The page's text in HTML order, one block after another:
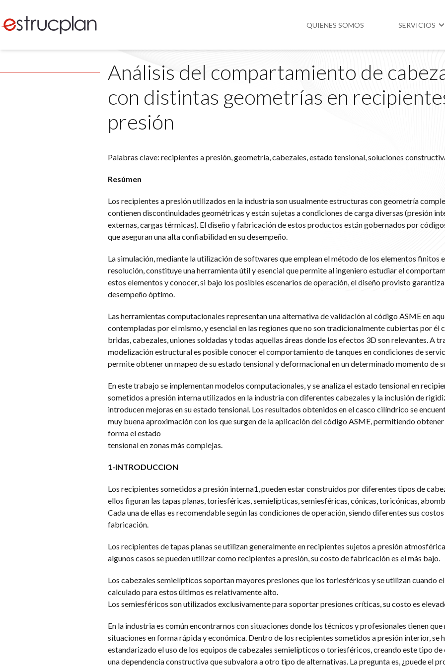
QUIENES SOMOS SERVICIOS
Higiene y
Medio Ambiente
Análisis del compartamiento de
con distintas geometrías en
presión
Palabras clave: recipientes a presión, geometría, cabezales, estado tensional, soluciones
Resúmen
Los recipientes a presión utilizados en la industria son usualmente estructuras con geometría
contienen discontinuidades geométricas y están sujetas a condiciones de carga diversas (presión
externas, cargas térmicas). El diseño y fabricación de estos productos están gobernados por
que aseguran una alta confiabilidad en su desempeño.
La simulación, mediante la utilización de softwares que emplean el método de los elementos finitos
resolución, constituye una herramienta útil y esencial que permite al ingeniero estudiar el
estos elementos y conocer, si bajo los posibles escenarios de operación, el diseño provisto garantiza
desempeño óptimo.
Las herramientas computacionales representan una alternativa de validación al código ASME en
contempladas por el mismo, y esencial en las regiones que no son tradicionalmente cubiertas por él
bridas, cabezales, uniones soldadas y todas aquellas áreas donde los efectos 3D son relevantes. A
modelización estructural es posible conocer el comportamiento de tanques en condiciones de
permite obtener un mapeo de su estado tensional y deformacional en un determinado momento de
En este trabajo se implementan modelos computacionales, y se analiza el estado tensional en
sometidos a presión interna utilizados en la industria con diferentes cabezales y la inclusión de
introducen mejoras en su estado tensional. Los resultados obtenidos en el casco cilíndrico se
muy buena aproximación con los que surgen de la aplicación del código ASME, permitiendo obtener
forma el estado
tensional en zonas más complejas.
1-INTRODUCCION
Los recipientes sometidos a presión interna1, pueden estar construidos por diferentes tipos de
ellos figuran las tapas planas, toriesféricas, semielípticas, semiesféricas, cónicas, toricónicas,
Cada una de ellas es recomendable según las condiciones de operación, siendo diferentes sus
fabricación.
Los recipientes de tapas planas se utilizan generalmente en recipientes sujetos a presión
algunos casos se pueden utilizar como recipientes a presión, su costo de fabricación es el más bajo.
Los cabezales semielípticos soportan mayores presiones que los toriesféricos y se utilizan cuando
calculado para estos últimos es relativamente alto.
Los semiesféricos son utilizados exclusivamente para soportar presiones críticas, su costo es
En la industria es común encontrarnos con situaciones donde los técnicos y profesionales tienen
situaciones en forma rápida y económica. Dentro de los recipientes sometidos a presión interior, se
estandarizado el uso de los equipos de cabezales semielípticos o toriesféricos, creando este tipo de
una dependencia constructiva que subvalora a otro tipo de alternativas. La pregunta es, ¿puede el